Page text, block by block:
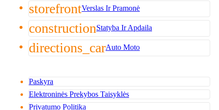
storefrontVerslas Ir Pramonė
constructionStatyba Ir Apdaila
directions_carAuto Moto
Paskyra
Elektroninės Prekybos Taisyklės
Privatumo Politika